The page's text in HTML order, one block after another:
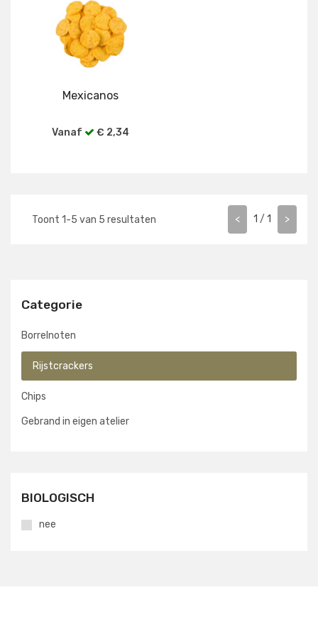
Categorie
Borrelnoten
Rijstcrackers
Chips
Gebrand in eigen atelier
BIOLOGISCH
nee
Mexicanos
Vanaf € 2,34
Toont 1-5 van 5 resultaten < 1 / 1 >